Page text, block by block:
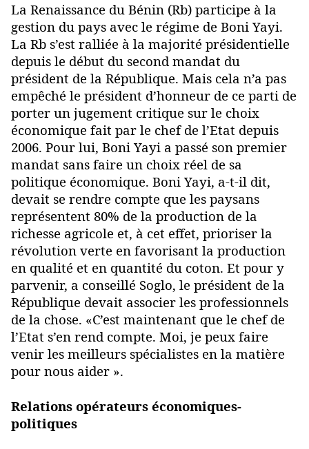
La Renaissance du Bénin (Rb) participe à la
gestion du pays avec le régime de Boni Yayi.
La Rb s’est ralliée à la majorité présidentielle
depuis le début du second mandat du
président de la République. Mais cela n’a pas
empêché le président d’honneur de ce parti de
porter un jugement critique sur le choix
économique fait par le chef de l’Etat depuis
2006. Pour lui, Boni Yayi a passé son premier
mandat sans faire un choix réel de sa
politique économique. Boni Yayi, a-t-il dit,
devait se rendre compte que les paysans
représentent 80% de la production de la
richesse agricole et, à cet effet, prioriser la
révolution verte en favorisant la production
en qualité et en quantité du coton. Et pour y
parvenir, a conseillé Soglo, le président de la
République devait associer les professionnels
de la chose. «C’est maintenant que le chef de
l’Etat s’en rend compte. Moi, je peux faire
venir les meilleurs spécialistes en la matière
pour nous aider ».
Relations opérateurs économiques-
politiques